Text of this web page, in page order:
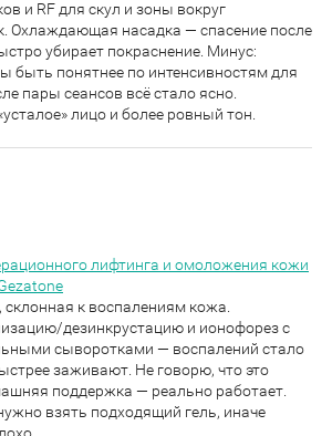
и RF для скул и зоны вокруг
Охлаждающая насадка — спасение после
убирает покраснение. Минус:
быть понятнее по интенсивностям для
пары сеансов всё стало ясно.
лицо и более ровный тон.
лифтинга и омоложения кожи
к воспалениям кожа.
дезинкрустацию и ионофорез с
сыворотками — воспалений стало
заживают. Не говорю, что это
поддержка — реально работает.
взять подходящий гель, иначе